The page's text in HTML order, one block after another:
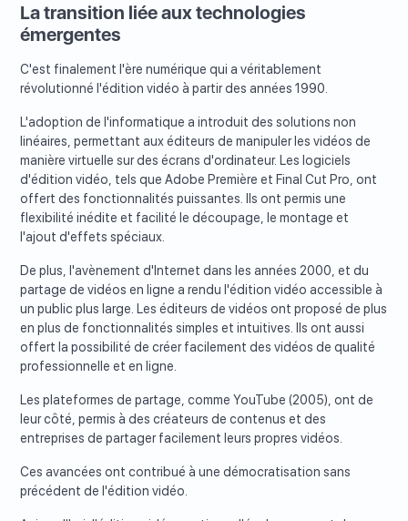
La transition liée aux technologies
émergentes
C'est finalement l'ère numérique qui a véritablement
révolutionné l'édition vidéo à partir des années 1990.
L'adoption de l'informatique a introduit des solutions non
linéaires, permettant aux éditeurs de manipuler les vidéos de
manière virtuelle sur des écrans d'ordinateur. Les logiciels
d'édition vidéo, tels que Adobe Première et Final Cut Pro, ont
offert des fonctionnalités puissantes. Ils ont permis une
flexibilité inédite et facilité le découpage, le montage et
l'ajout d'effets spéciaux.
De plus, l'avènement d'Internet dans les années 2000, et du
partage de vidéos en ligne a rendu l'édition vidéo accessible à
un public plus large. Les éditeurs de vidéos ont proposé de plus
en plus de fonctionnalités simples et intuitives. Ils ont aussi
offert la possibilité de créer facilement des vidéos de qualité
professionnelle et en ligne.
Les plateformes de partage, comme YouTube (2005), ont de
leur côté, permis à des créateurs de contenus et des
entreprises de partager facilement leurs propres vidéos.
Ces avancées ont contribué à une démocratisation sans
précédent de l'édition vidéo.